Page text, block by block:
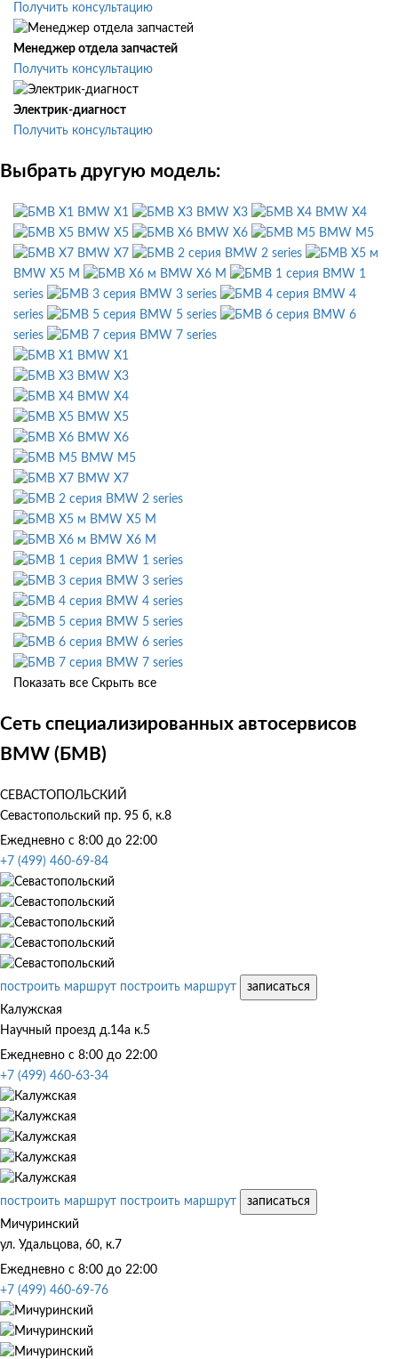
Получить консультацию
Менеджер отдела запчастей
Получить консультацию
Электрик-диагност
Получить консультацию
Выбрать другую модель:
BMW X1 BMW X3
BMW X4
BMW X5
BMW X6
BMW M5
BMW X7
BMW 2 series
BMW X5 M
BMW X6 M
BMW 1
series
BMW 3 series
BMW 4
series
BMW 5 series
BMW 6
series
BMW 7 series
BMW X1
BMW X3
BMW X4
BMW X5
BMW X6
BMW M5
BMW X7
BMW 2 series
BMW X5 M
BMW X6 M
BMW 1 series
BMW 3 series
BMW 4 series
BMW 5 series
BMW 6 series
BMW 7 series
Показать все Скрыть все
Сеть специализированных автосервисов
BMW (БМВ)
СЕВАСТОПОЛЬСКИЙ
Севастопольский пр. 95 б, к.8
Ежедневно с 8:00 до 22:00
+7 (499) 460-69-84
построить маршрут построить маршрут
записаться
Калужская
Научный проезд д.14а к.5
Ежедневно с 8:00 до 22:00
+7 (499) 460-63-34
построить маршрут построить маршрут
записаться
Мичуринский
ул. Удальцова, 60, к.7
Ежедневно с 8:00 до 22:00
+7 (499) 460-69-76